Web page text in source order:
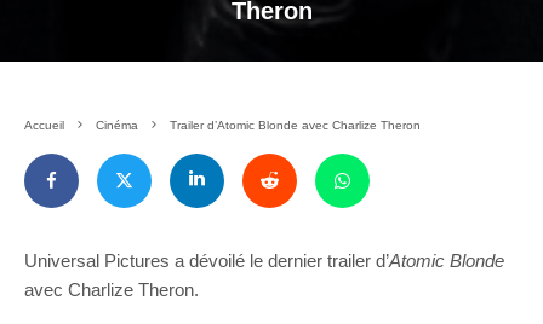
Theron
Accueil Cinéma Trailer d’Atomic Blonde avec Charlize Theron
Universal Pictures a dévoilé le dernier trailer d’Atomic Blonde
avec Charlize Theron.